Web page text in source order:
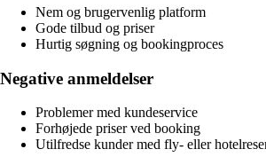
Nem og brugervenlig platform
Gode tilbud og priser
Hurtig søgning og bookingproces
Negative anmeldelser
Problemer med kundeservice
Forhøjede priser ved booking
Utilfredse kunder med fly- eller